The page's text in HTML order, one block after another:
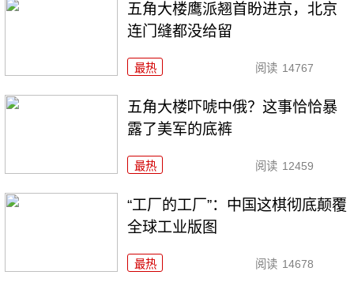
五角大楼鹰派翘首盼进京，北京
连门缝都没给留
最热 阅读 14767
五角大楼吓唬中俄？这事恰恰暴
露了美军的底裤
最热 阅读 12459
“工厂的工厂”：中国这棋彻底颠覆
全球工业版图
最热 阅读 14678